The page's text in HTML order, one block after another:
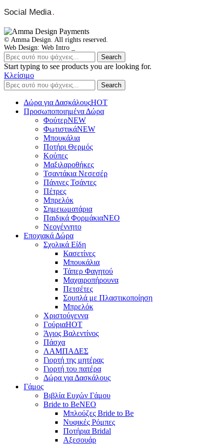
Social Media.
© Amma Design. All rights reserved.
Web Design: Web Intro _
Search
Start typing to see products you are looking for.
Κλείσιμο
Search
Δώρα για ΔασκάλουςHOT
Προσωποποιημένα Δώρα
ΦούτερNEW
ΦωτιστικάNEW
Μπουκάλια
Ποτήρι Θερμός
Κούπες
Μαξιλαροθήκες
Τσαντάκια Νεσεσέρ
Πάνινες Τσάντες
Πέτρες
Μπρελόκ
Σημειωματάρια
Παιδικά ΦορμάκιαNEO
Νεογέννητο
Εποχιακά Δώρα
Σχολικά Είδη
Κασετίνες
Μπουκάλια
Τάπερ Φαγητού
Μαχαιροπήρουνα
Πετσέτες
Σουπλά με Πλαστικοποίηση
Μπρελόκ
Χριστούγεννα
ΓούριαHOT
Άγιος Βαλεντίνος
Πάσχα
ΛΑΜΠΑΔΕΣ
Γιορτή της μητέρας
Γιορτή του πατέρα
Δώρα για Δασκάλους
Γάμος
Βιβλία Ευχών Γάμου
Bride to BeNEO
Μπλούζες Bride to Be
Νυφικές Ρόμπες
Ποτήρια Bridal
Αξεσουάρ